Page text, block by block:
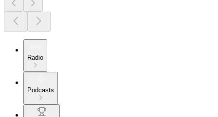
Radio
Podcasts